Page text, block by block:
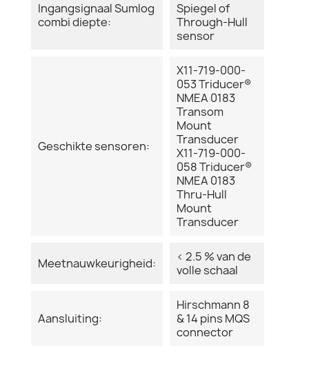
Ingangsignaal Sumlog
combi diepte:
Spiegel of
Through-Hull
sensor
Geschikte sensoren:
X11-719-000-
053 Triducer®
NMEA 0183
Transom
Mount
Transducer
X11-719-000-
058 Triducer®
NMEA 0183
Thru-Hull
Mount
Transducer
Meetnauwkeurigheid:
< 2.5 % van de
volle schaal
Aansluiting:
Hirschmann 8
& 14 pins MQS
connector